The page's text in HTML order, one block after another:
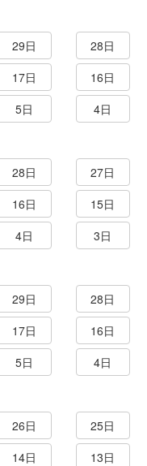
29日 28日
17日 16日
5日 4日
28日 27日
16日 15日
4日 3日
29日 28日
17日 16日
5日 4日
26日 25日
14日 13日